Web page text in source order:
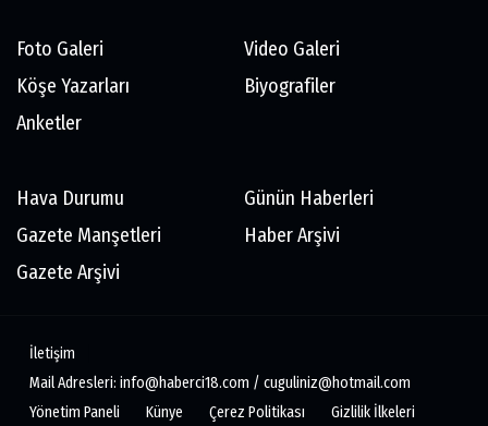
Foto Galeri
Video Galeri
Köşe Yazarları
Biyografiler
Anketler
Hava Durumu
Günün Haberleri
Gazete Manşetleri
Haber Arşivi
Gazete Arşivi
İletişim
Mail Adresleri: info@haberci18.com / cuguliniz@hotmail.com
Yönetim Paneli
Künye Çerez Politikası Gizlilik İlkeleri